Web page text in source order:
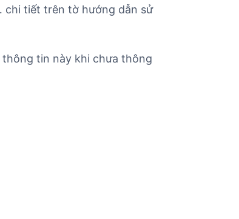
chi tiết trên tờ hướng dẫn sử
tin này khi chưa thông